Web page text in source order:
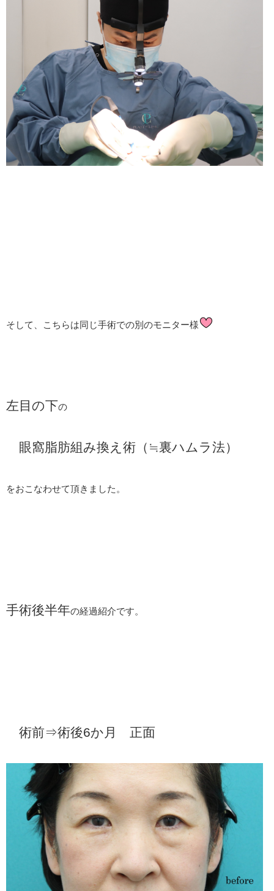
そして、こちらは同じ手術での別のモニター様
左目の下の
眼窩脂肪組み換え術（≒裏ハムラ法）
をおこなわせて頂きました。
手術後半年の経過紹介です。
術前⇒術後6か月 正面